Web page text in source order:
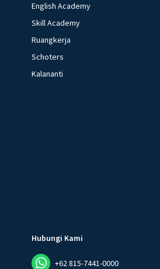
English Academy
Skill Academy
Ruangkerja
Schoters
Kalananti
Hubungi Kami
+62 815-7441-0000